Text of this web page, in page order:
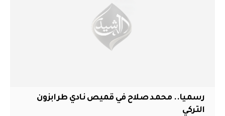
رسميا.. محمد صلاح في قميص نادي طرابزون
التركي